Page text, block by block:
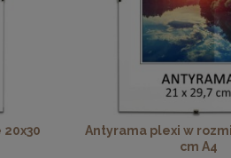
Antyrama plexi w
cm A4